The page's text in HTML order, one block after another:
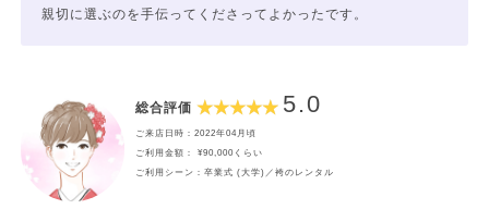
親切に選ぶのを手伝ってくださってよかったです。
総合評価 5.0
ご来店日時：2022年04月頃
ご利用金額： ¥90,000くらい
ご利用シーン：卒業式 (大学)／袴のレンタル